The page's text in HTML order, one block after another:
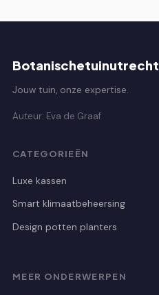
Botanischetuinutrecht
Jouw tuin, onze expertise.
Auteur: Eva de Graaf
CATEGORIEËN
Luxe kassen
Smart klimaatbeheersing
Design potten planters
MEER ONDERWERPEN